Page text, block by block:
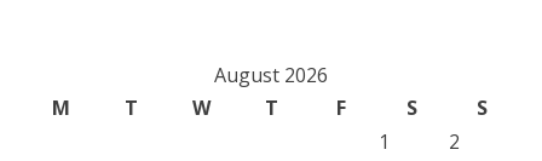
August 2026
M
T W T F S
S
1
2